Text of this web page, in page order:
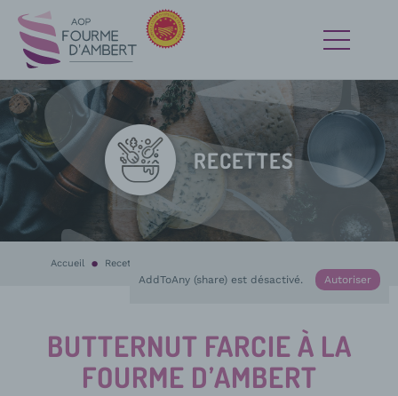
RECETTES
Accueil Recettes
AddToAny (share) est désactivé. Autoriser
BUTTERNUT FARCIE À LA
FOURME D’AMBERT